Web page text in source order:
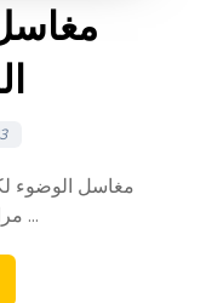
مغاسل الوضوء
مرافق صحية، بل هي حلاً ...